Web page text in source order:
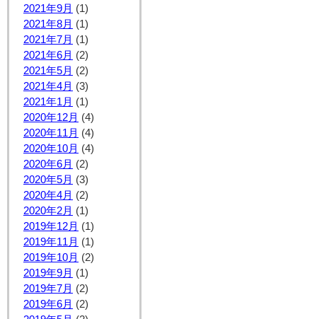
2021年9月 (1)
2021年8月 (1)
2021年7月 (1)
2021年6月 (2)
2021年5月 (2)
2021年4月 (3)
2021年1月 (1)
2020年12月 (4)
2020年11月 (4)
2020年10月 (4)
2020年6月 (2)
2020年5月 (3)
2020年4月 (2)
2020年2月 (1)
2019年12月 (1)
2019年11月 (1)
2019年10月 (2)
2019年9月 (1)
2019年7月 (2)
2019年6月 (2)